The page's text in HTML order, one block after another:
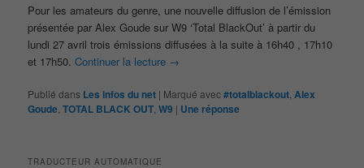
Pour les amateurs du genre, une nouvelle diffusion de l’émission
présentée par Alex Goude sur W9 ‘Total BlackOut’ à partir du
lundi 27 avril trois émissions diffusées à la suite à 16h40 , 17h10
et 17h50.Continuer la lecture →
Publié dans Les infos du net | Marqué avec#totalblackout Alex
Goude ,TOTAL BLACK OUT ,W9 | Une réponse
TRADUCTEUR AUTOMATIQUE